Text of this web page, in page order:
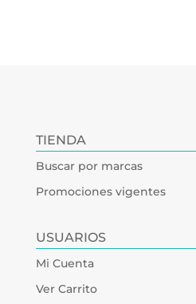
TIENDA
Buscar por marcas
Promociones vigentes
USUARIOS
Mi Cuenta
Ver Carrito